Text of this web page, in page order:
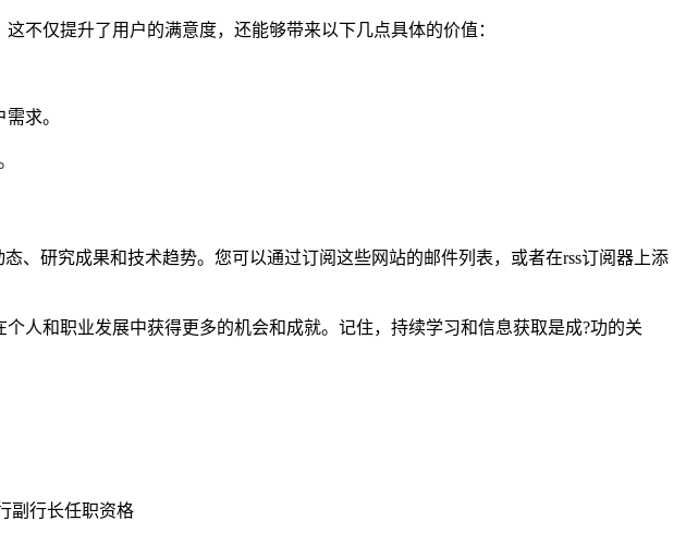
不仅提升了用户的满意度，还能够带来以下几点具体的价值：
求。
、研究成果和技术趋势。您可以通过订阅这些网站的邮件列表，或者在rss订阅器上添
人和职业发展中获得更多的机会和成就。记住，持续学习和信息获取是成?功的关
副行长任职资格